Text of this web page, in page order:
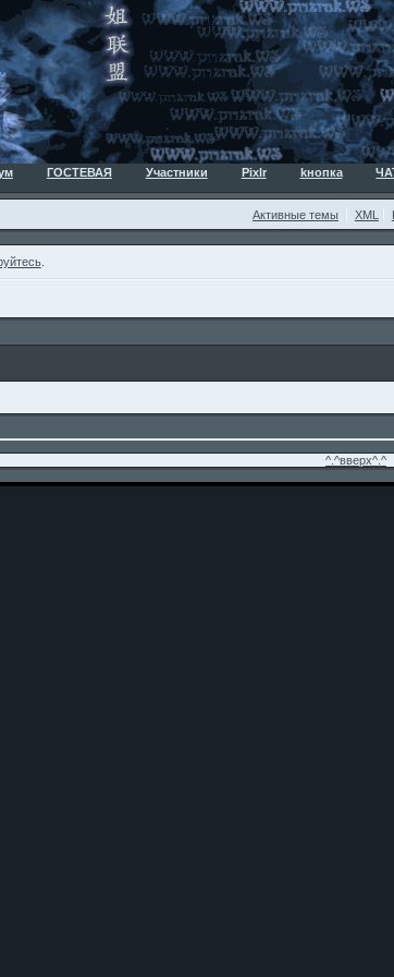
ГОСТЕВАЯ Участники Pixlr kнопка
Активные темы XML
.
^.^вверх^.^